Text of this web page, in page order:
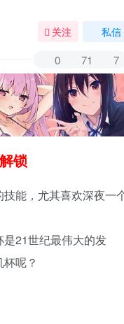
关注 私信
0 71 7
锁
能，尤其喜欢深夜一
21世纪最伟大的发
呢？